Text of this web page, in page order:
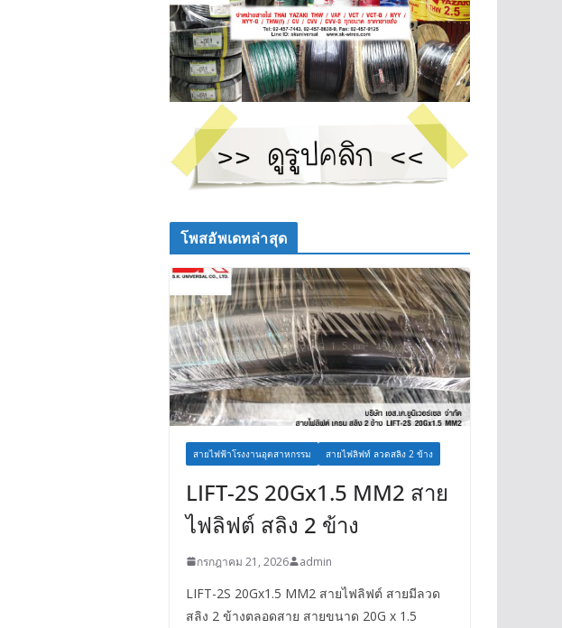
โพสอัพเดทล่าสุด
สายไฟฟ้าโรงงานอุตสาหกรรม สายไฟลิฟท์ ลวดสลิง 2 ข้าง
LIFT-2S 20Gx1.5 MM2 สาย
ไฟลิฟต์ สลิง 2 ข้าง
กรกฎาคม 21, 2026 admin
LIFT-2S 20Gx1.5 MM2 สายไฟลิฟต์ สายมีลวด
สลิง 2 ข้างตลอดสาย สายขนาด 20G x 1.5